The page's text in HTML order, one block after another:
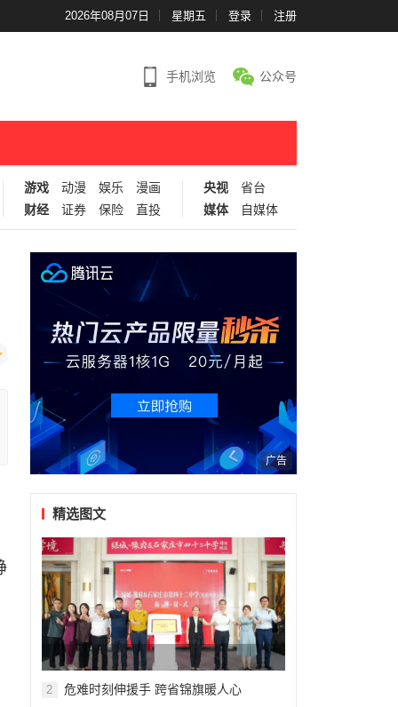
2026年08月07日 星期五 登录 注册
手机浏览 公众号
游戏 动漫 娱乐
漫画
财经
证券 保险 直投
央视
省台
媒体
自媒体
广告
精选图文
2 危难时刻伸援手 跨省锦旗暖人心